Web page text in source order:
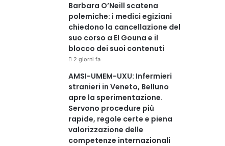
Barbara O’Neill scatena
polemiche: i medici egiziani
chiedono la cancellazione del
suo corso a El Gouna e il
blocco dei suoi contenuti
2 giorni fa
AMSI-UMEM-UXU: Infermieri
stranieri in Veneto, Belluno
apre la sperimentazione.
Servono procedure più
rapide, regole certe e piena
valorizzazione delle
competenze internazionali